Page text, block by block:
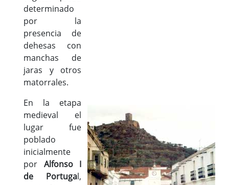
determinado
por la
presencia de
dehesas con
manchas de
jaras y otros
matorrales.
En la etapa
medieval el
lugar fue
poblado
inicialmente
por Alfonso I
de Portugal,